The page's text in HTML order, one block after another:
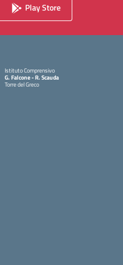
Play Store
Istituto Comprensivo
G. Falcone - R. Scauda
Torre del Greco